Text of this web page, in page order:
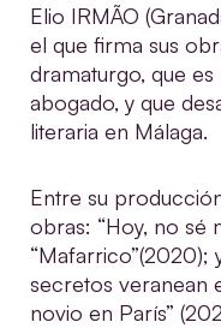
Elio IRMÃO
el que firma sus
dramaturgo, que
abogado, y que
literaria en Málaga.
Entre su
obras: “Hoy, no sé
“Mafarrico”(2020);
secretos veranean
novio en París”